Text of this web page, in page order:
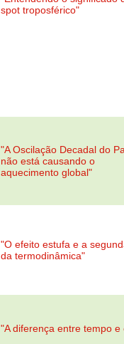
spot troposférico"
"A Oscilação Decadal do
não está causando o
aquecimento global"
"O efeito estufa e a
da termodinâmica"
"A diferença entre tempo e